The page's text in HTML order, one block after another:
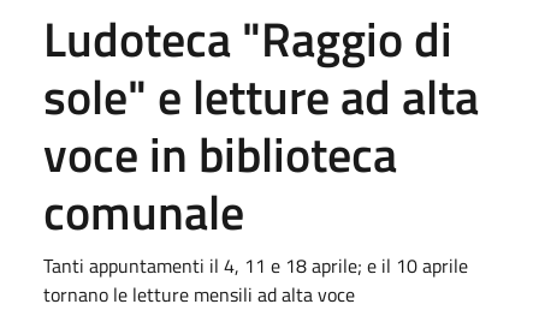
Ludoteca "Raggio di
sole" e letture ad alta
voce in biblioteca
comunale
Tanti appuntamenti il 4, 11 e 18 aprile; e il 10 aprile
tornano le letture mensili ad alta voce